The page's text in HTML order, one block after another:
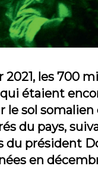
2021, les 700
étaient
le sol
du pays,
du président
en